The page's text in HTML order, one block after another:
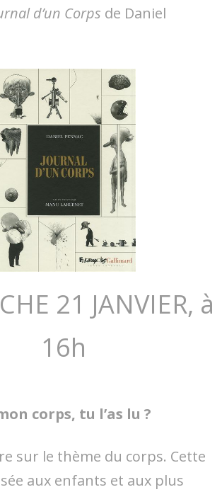
d’un Corps de Daniel
21 JANVIER, à
16h
corps, tu l’as lu ?
sur le thème du corps. Cette
aux enfants et aux plus